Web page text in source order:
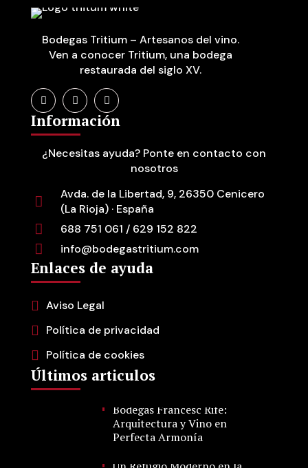
Bodegas Tritium – Artesanos del vino.
Ven a conocer Tritium, una bodega
restaurada del siglo XV.
Información
¿Necesitas ayuda? Ponte en contacto con
nosotros
Avda. de la Libertad, 9, 26350 Cenicero
(La Rioja) · España
688 751 061 / 629 152 822
info@bodegastritium.com
Enlaces de ayuda
Aviso Legal
Política de privacidad
Política de cookies
Últimos articulos
Bodegas Francesc Rifé:
Arquitectura y Vino en
Perfecta Armonía